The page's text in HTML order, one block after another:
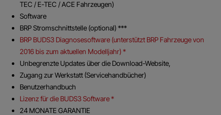
TEC / E-TEC / ACE Fahrzeugen)
Software
BRP Stromschnittstelle (optional) ***
BRP BUDS3 Diagnosesoftware (unterstützt BRP Fahrzeuge von
2016 bis zum aktuellen Modelljahr) *
Unbegrenzte Updates über die Download-Website,
Zugang zur Werkstatt (Servicehandbücher)
Benutzerhandbuch
Lizenz für die BUDS3 Software *
24 MONATE GARANTIE